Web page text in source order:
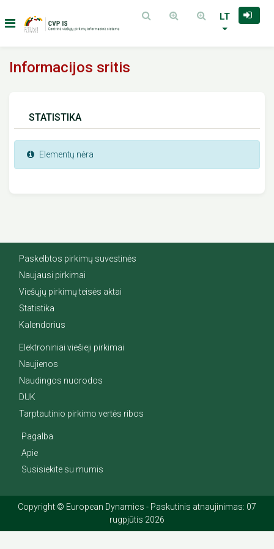
LT
Informacijos sritis
STATISTIKA
Elementų nėra
Paskelbtos pirkimų suvestinės
Naujausi pirkimai
Viešųjų pirkimų teisės aktai
Statistika
Kalendorius
Elektroniniai viešieji pirkimai
Naujienos
Naudingos nuorodos
DUK
Tarptautinio pirkimo vertės ribos
Pagalba
Apie
Susisiekite su mumis
Copyright © European Dynamics - Paskutinis atnaujinimas: 07
rugpjūtis 2026